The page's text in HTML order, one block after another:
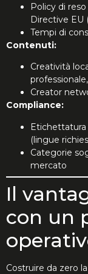
Policy di
Directive EU
Tempi di
Contenuti:
Creatività
Creator
Compliance:
(lingue
Categorie
mercato
Il
con un
Costruire da zero